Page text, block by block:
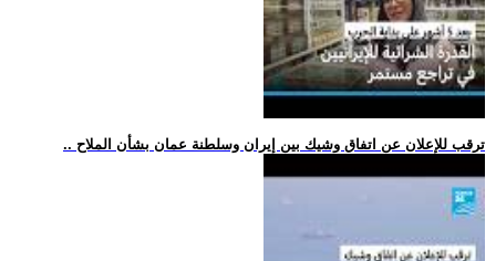
.. ترقب للإعلان عن اتفاق وشيك بين إيران وسلطنة عمان بشأن الملاح